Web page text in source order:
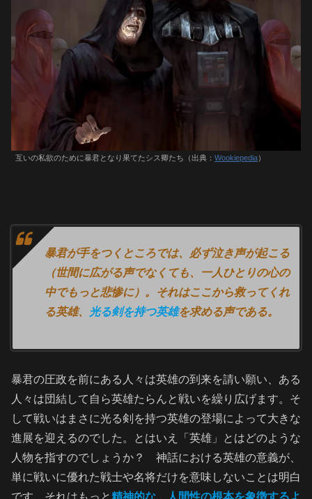
互いの私欲のために暴君となり果てたシス卿たち（出典： Wookiepedia）
暴君が手をつくところでは、必ず泣き声が起こる
（世間に広がる声でなくても、一人ひとりの心の
中でもっと悲惨に）。それはここから救ってくれ
る英雄、
光る剣を持つ英雄を求める声である。
暴君の圧政を前にある人々は英雄の到来を請い願い、ある
人々は団結して自ら英雄たらんと戦いを繰り広げます。そ
して戦いはまさに光る剣を持つ英雄の登場によって大きな
進展を迎えるのでした。とはいえ「英雄」とはどのような
人物を指すのでしょうか？ 神話における英雄の意義が、
単に戦いに優れた戦士や名将だけを意味しないことは明白